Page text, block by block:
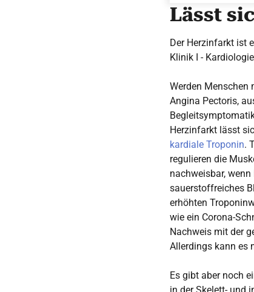
Lässt
Der Herzinfarkt ist
Klinik I -
Werden
Angina Pectoris,
Herzinfarkt lässt
kardiale Troponin.
regulieren die
nachweisbar,
sauerstoffreiches
erhöhten
wie ein Corona-
Nachweis mit der
Allerdings kann es
Es gibt aber noch